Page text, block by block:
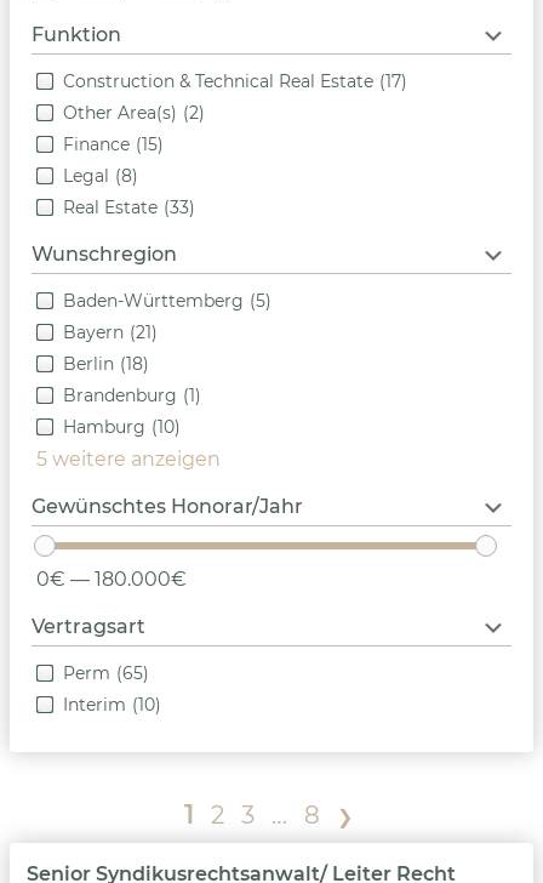
Funktion
Construction & Technical Real Estate (17)
Other Area(s) (2)
Finance (15)
Legal (8)
Real Estate (33)
Wunschregion
Baden-Württemberg (5)
Bayern (21)
Berlin (18)
Brandenburg (1)
Hamburg (10)
5 weitere anzeigen
Gewünschtes Honorar/Jahr
0€ — 180.000€
Vertragsart
Perm (65)
Interim (10)
1 2 3 … 8 ❯
Senior Syndikusrechtsanwalt/ Leiter Recht